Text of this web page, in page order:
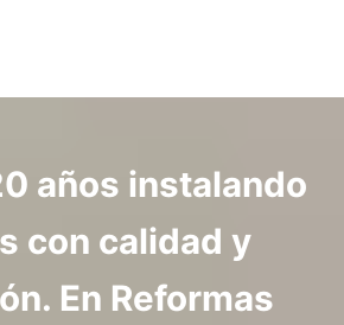
años instalando
con calidad y
En Reformas